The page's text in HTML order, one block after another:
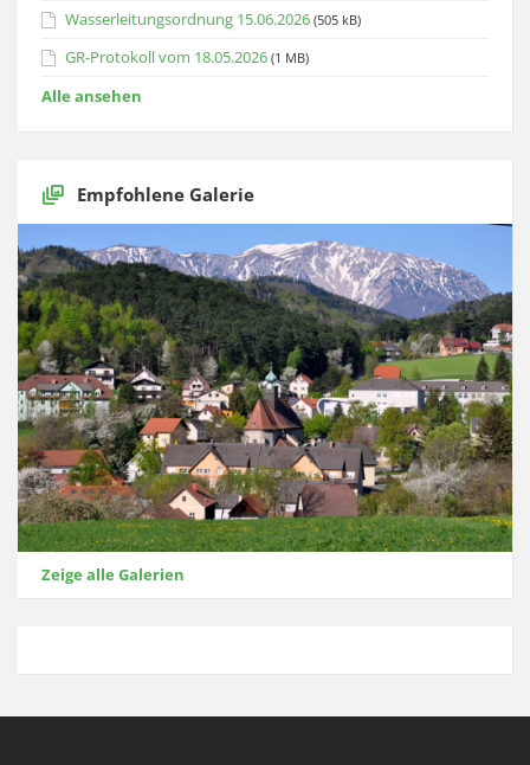
Wasserleitungsordnung 15.06.2026 (505 kB)
GR-Protokoll vom 18.05.2026 (1 MB)
Alle ansehen
Empfohlene Galerie
Zeige alle Galerien